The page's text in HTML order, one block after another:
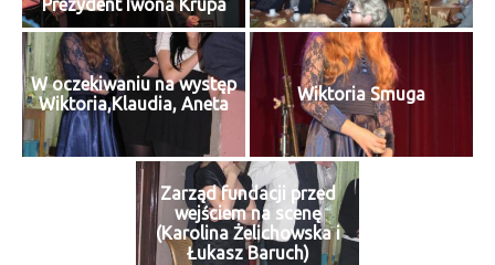
Prezydent Iwona Krupa
W oczekiwaniu na występ
Wiktoria,Klaudia, Aneta
Wiktoria Smuga
Zarząd fundacji przed
wejściem na scenę
(Karolina Żelichowska i
Łukasz Baruch)